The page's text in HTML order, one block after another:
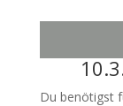
Du benötigst